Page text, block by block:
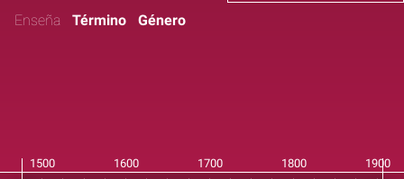
Enseña
Término Género